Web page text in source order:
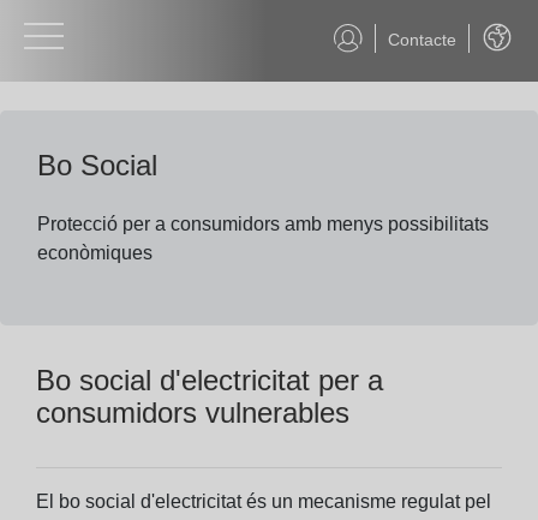
Contacte
Català
Bo Social
Protecció per a consumidors amb menys possibilitats
econòmiques
Bo social d'electricitat per a
consumidors vulnerables
El bo social d'electricitat és un mecanisme regulat pel